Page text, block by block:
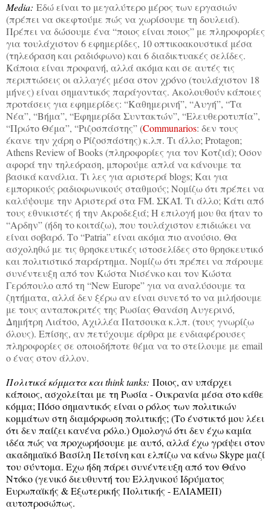
Media: Εδώ είναι το μεγαλύτερο μέρος των εργασιών
(πρέπει να σκεφτούμε πώς να χωρίσουμε τη δουλειά).
Πρέπει να δώσουμε ένα “ποιος είναι ποιος” με πληροφορίες
για τουλάχιστον 6 εφημερίδες, 10 οπτικοακουστικά μέσα
(τηλεόραση και ραδιόφωνο) και 6 διαδικτυακές σελίδες.
Κάποια είναι προφανή, αλλά ακόμα και σε αυτές τις
περιπτώσεις οι αλλαγές μέσα στον χρόνο (τουλάχιστον 18
μήνες) είναι σημαντικός παράγοντας. Ακολουθούν κάποιες
προτάσεις για εφημερίδες: “Καθημερινή”, “Αυγή”, “Τα
Νέα”, “Βήμα”, “Εφημερίδα Συντακτών”, “Ελευθεροτυπία”,
“Πρώτο Θέμα”, “Ριζοσπάστης” (Communarios: δεν τους
έκανε την χάρη ο Ρίζοσπάστης) κ.λπ. Τι άλλο; Protagon;
Athens Review of Books (πληροφορίες για τον Κοτζιά); Οσον
αφορά την τηλεόραση, μπορούμε απλά να κάνουμε τα
βασικά κανάλια. Τι λες για αριστερά blogs; Και για
εμπορικούς ραδιοφωνικούς σταθμούς; Νομίζω ότι πρέπει να
καλύψουμε την Αριστερά στα FM. ΣΚΑΪ. Τι άλλο; Κάτι από
τους εθνικιστές ή την Ακροδεξιά; Η επιλογή μου θα ήταν το
“Αρδην” (ήδη το κοιτάζω), που τουλάχιστον επιδιώκει να
είναι σοβαρό. Το “Patria” είναι ακόμα πιο ανούσιο. Θα
ασχοληθώ με τις θρησκευτικές ιστοσελίδες στο θρησκευτικό
και πολιτιστικό παράρτημα. Νομίζω ότι πρέπει να πάρουμε
συνέντευξη από τον Κώστα Νισένκο και τον Κώστα
Γερόπουλο από τη “New Europe” για να αναλύσουμε τα
ζητήματα, αλλά δεν ξέρω αν είναι συνετό το να μιλήσουμε
με τους ανταποκριτές της Ρωσίας Θανάση Αυγερινό,
Δημήτρη Λιάτσο, Αχιλλέα Πατσουκα κ.λπ. (τους γνωρίζω
όλους). Επίσης, αν πετύχουμε άρθρα με ενδιαφέρουσες
πληροφορίες σε οποιοδήποτε θέμα να το στείλουμε με email
ο ένας στον άλλον.
Πολιτικά κόμματα και think tanks: Ποιος, αν υπάρχει
κάποιος, ασχολείται με τη Ρωσία - Ουκρανία μέσα στο κάθε
κόμμα; Πόσο σημαντικός είναι ο ρόλος των πολιτικών
κομμάτων στη διαμόρφωση πολιτικής; (Το ένστικτό μου λέει
ότι δεν παίζει κανένα ρόλο.) Ομολογώ ότι δεν έχω καμία
ιδέα πώς να προχωρήσουμε με αυτό, αλλά έχω γράψει στον
ακαδημαϊκό Βασίλη Πετσίνη και ελπίζω να κάνω Skype μαζί
του σύντομα. Εχω ήδη πάρει συνέντευξη από τον Θάνο
Ντόκο (γενικό διευθυντή του Ελληνικού Ιδρύματος
Ευρωπαϊκής & Εξωτερικής Πολιτικής - ΕΛΙΑΜΕΠ)
αυτοπροσώπως.